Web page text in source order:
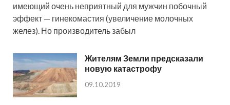
имеющий очень неприятный для мужчин побочный
эффект — гинекомастия (увеличение молочных
желез). Но производитель забыл
Жителям Земли предсказали
новую катастрофу
09.10.2019